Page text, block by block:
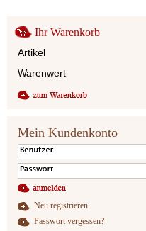
Ihr Warenkorb
Artikel
Warenwert
Mein Kundenkonto
Neu registrieren
Passwort vergessen?